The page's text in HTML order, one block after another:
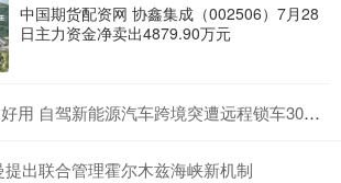
中国期货配资网 协鑫集成（002506）7月28
日主力资金净卖出4879.90万元
源汽车跨境突遭远程锁车30多小时 车主：事前未提醒出境会被锁车
出联合管理霍尔木兹海峡新机制